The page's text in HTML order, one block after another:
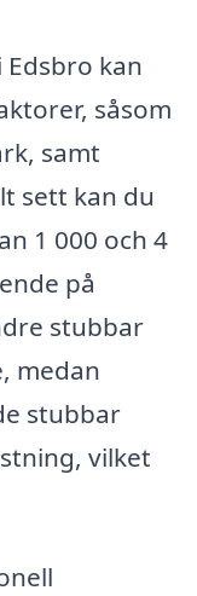
kan
såsom
samt
sett kan du
1 000 och 4
på
stubbar
medan
stubbar
vilket